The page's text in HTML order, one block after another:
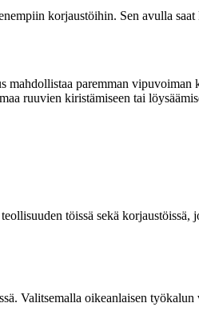
korjaustöihin. Sen avulla
mahdollistaa paremman
ruuvien kiristämiseen tai
töissä sekä
Valitsemalla oikeanlaisen